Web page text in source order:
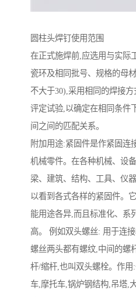
圆柱头焊钉使用范围
在正式施焊前,应选用与实际
瓷环及相同批号、规格的母
不大于30),采用相同的焊接
评定试验,以确定在相同条件
间之间的匹配关系。
附加用途:紧固件是作紧固连
机械零件。在各种机械、设
梁、建筑、结构、工具、仪
以看到各式各样的紧固件。
能用途各异,而且标准化、系
高。 例如双头螺丝: 用于连
螺丝两头都有螺纹,中间的螺
杆/缩杆,也叫双头螺栓。作
车,摩托车,锅炉钢结构,吊塔,